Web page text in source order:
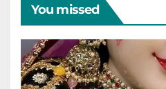
You missed